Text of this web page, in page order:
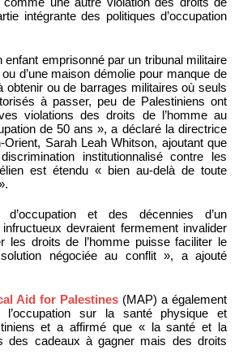
intégrante des politiques d’occupation
enfant emprisonné par un tribunal militaire
d’une maison démolie pour manque de
obtenir ou de barrages militaires où seuls
à passer, peu de Palestiniens ont
violations des droits de l’homme au
de 50 ans », a déclaré la directrice
Sarah Leah Whitson, ajoutant que
institutionnalisé contre les
est étendu « bien au-delà de toute
et des décennies d’un
devraient fermement invalider
les droits de l’homme puisse faciliter le
négociée au conflit », a ajouté
Aid for Palestines (MAP) a également
l’occupation sur la santé physique et
et a affirmé que « la santé et la
des cadeaux à gagner mais des droits